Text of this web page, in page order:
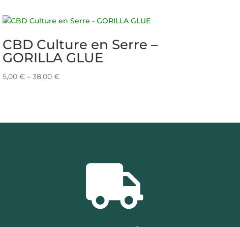
CBD Culture en Serre –
GORILLA GLUE
5,00€ –38,00€
